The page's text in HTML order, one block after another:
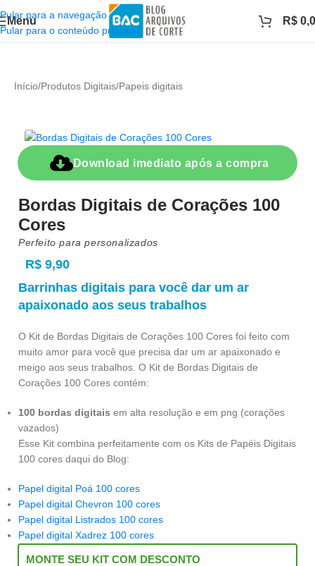
Pular para a navegação
Pular para o conteúdo principal
Menu R$
Início/Produtos Digitais/Papeis digitais
Download imediato após a compra
Bordas Digitais de Corações 100
Cores
Perfeito para personalizados
R$ 9,90
Barrinhas digitais para você dar um ar
apaixonado aos seus trabalhos
O Kit de Bordas Digitais de Corações 100 Cores foi feito com
muito amor para você que precisa dar um ar apaixonado e
meigo aos seus trabalhos. O Kit de Bordas Digitais de
Corações 100 Cores contém:
100 bordas digitais em alta resolução e em png (corações
vazados)
Esse Kit combina perfeitamente com os Kits de Papéis Digitais
100 cores daqui do Blog:
Papel digital Poá 100 cores
Papel digital Chevron 100 cores
Papel digital Listrados 100 cores
Papel digital Xadrez 100 cores
MONTE SEU KIT COM DESCONTO